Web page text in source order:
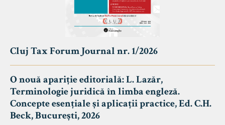
Cluj Tax Forum Journal nr. 1/2026
O nouă apariție editorială: L. Lazăr,
Terminologie juridică în limba engleză.
Concepte esențiale și aplicații practice, Ed. C.H.
Beck, București, 2026